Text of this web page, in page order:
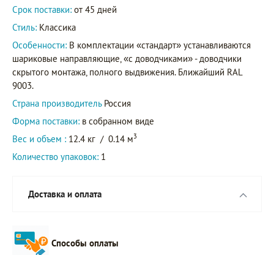
Срок поставки: от 45 дней
Стиль: Классика
Особенности: В комплектации «стандарт» устанавливаются
шариковые направляющие, «с доводчиками» - доводчики
скрытого монтажа, полного выдвижения. Ближайший RAL
9003.
Страна производитель Россия
Форма поставки: в собранном виде
Вес и объем : 12.4 кг / 0.14 м3
Количество упаковок: 1
Доставка и оплата
Способы оплаты